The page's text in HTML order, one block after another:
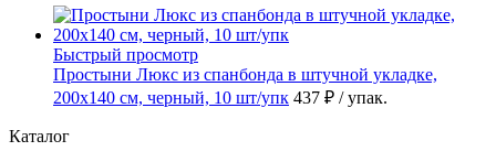
Быстрый просмотр
Простыни Люкс из спанбонда в штучной укладке,
200х140 см, черный, 10 шт/упк 437 ₽ / упак.
Каталог